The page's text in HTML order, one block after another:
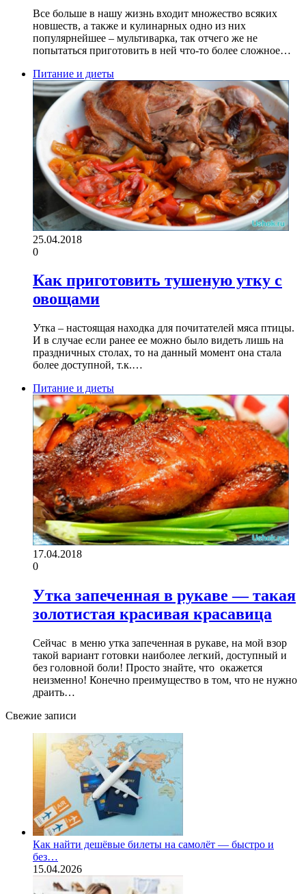
Все больше в нашу жизнь входит множество всяких
новшеств, а также и кулинарных одно из них
популярнейшее – мультиварка, так отчего же не
попытаться приготовить в ней что-то более сложное…
Питание и диеты
25.04.2018
0
Как приготовить тушеную утку с
овощами
Утка – настоящая находка для почитателей мяса птицы.
И в случае если ранее ее можно было видеть лишь на
праздничных столах, то на данный момент она стала
более доступной, т.к.…
Питание и диеты
17.04.2018
0
Утка запеченная в рукаве — такая
золотистая красивая красавица
Сейчас в меню утка запеченная в рукаве, на мой взор
такой вариант готовки наиболее легкий, доступный и
без головной боли! Просто знайте, что окажется
неизменно! Конечно преимущество в том, что не нужно
драить…
Свежие записи
Как найти дешёвые билеты на самолёт — быстро и
без…
15.04.2026